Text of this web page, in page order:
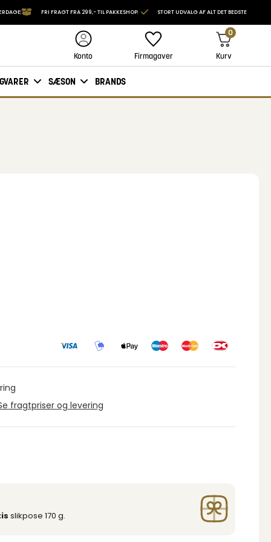
FRI FRAGT FRA 299,- TIL PAKKESHOP STORT UDVALG AF ALT DET BEDSTE
Konto Firmagaver
0
Kurv
SÆSON BRANDS
fragtpriser og levering
slikpose 170 g.